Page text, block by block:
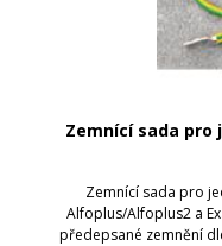
Zemnící sada pro
Zemnící sada pro
Alfoplus/Alfoplus2 a
předepsané zemnění